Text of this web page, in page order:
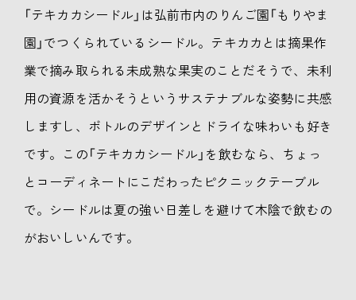
「テキカカシードル」は弘前市内のりんご園「もりやま
園」でつくられているシードル。テキカカとは摘果作
業で摘み取られる未成熟な果実のことだそうで、未利
用の資源を活かそうというサステナブルな姿勢に共感
しますし、ボトルのデザインとドライな味わいも好き
です。この「テキカカシードル」を飲むなら、ちょっ
とコーディネートにこだわったピクニックテーブル
で。シードルは夏の強い日差しを避けて木陰で飲むの
がおいしいんです。